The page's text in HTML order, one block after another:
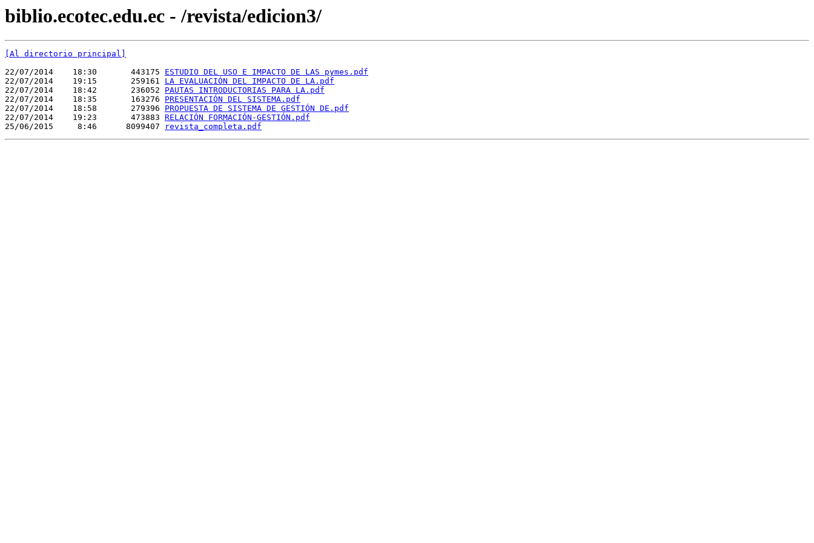
biblio.ecotec.edu.ec - /revista/edicion3/
[Al directorio principal]
22/07/2014    18:30       443175 ESTUDIO DEL USO E IMPACTO DE LAS pymes.pdf
22/07/2014    19:15       259161 LA EVALUACIÓN DEL IMPACTO DE LA.pdf
22/07/2014    18:42       236052 PAUTAS INTRODUCTORIAS PARA LA.pdf
22/07/2014    18:35       163276 PRESENTACIÓN DEL SISTEMA.pdf
22/07/2014    18:58       279396 PROPUESTA DE SISTEMA DE GESTIÓN DE.pdf
22/07/2014    19:23       473883 RELACIÓN FORMACIÓN-GESTIÓN.pdf
25/06/2015     8:46      8099407
revista_completa.pdf